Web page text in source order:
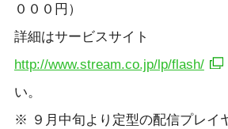
０００円）
詳細はサービスサイト
http://www.stream.co.jp/lp/flash/
い。
※ ９月中旬より定型の配信プレイ